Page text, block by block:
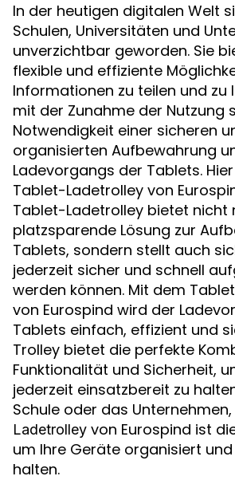
In der heutigen digitalen Welt
Schulen, Universitäten und
unverzichtbar geworden. Sie
flexible und effiziente
Informationen zu teilen und zu
mit der Zunahme der Nutzung
Notwendigkeit einer sicheren
organisierten Aufbewahrung
Ladevorgangs der Tablets.
Tablet-Ladetrolley von
Tablet-Ladetrolley bietet nicht
platzsparende Lösung zur
Tablets, sondern stellt auch
jederzeit sicher und schnell
werden können. Mit dem
von Eurospind wird der
Tablets einfach, effizient und
Trolley bietet die perfekte
Funktionalität und Sicherheit,
jederzeit einsatzbereit zu
Schule oder das
Ladetrolley von Eurospind ist
um Ihre Geräte organisiert
halten.